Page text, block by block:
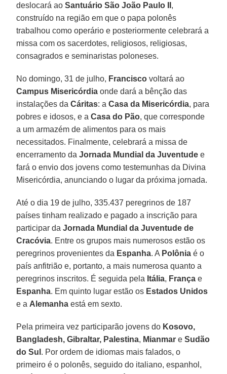
deslocará ao Santuário São João Paulo II ,
construído na região em que o papa polonês
trabalhou como operário e posteriormente celebrará a
missa com os sacerdotes, religiosos, religiosas,
consagrados e seminaristas poloneses.
No domingo, 31 de julho, Francisco voltará ao
Campus Misericórdia onde dará a bênção das
instalações daCáritas: aCasa da Misericórdia, para
pobres e idosos, e aCasa do Pão, que corresponde
a um armazém de alimentos para os mais
necessitados. Finalmente, celebrará a missa de
encerramento daJornada Mundial da Juventude e
fará o envio dos jovens como testemunhas da Divina
Misericórdia, anunciando o lugar da próxima jornada.
Até o dia 19 de julho, 335.437 peregrinos de 187
países tinham realizado e pagado a inscrição para
participar daJornada Mundial da Juventude de
Cracóvia. Entre os grupos mais numerosos estão os
peregrinos provenientes da Espanha. A Polônia é o
país anfitrião e, portanto, a mais numerosa quanto a
peregrinos inscritos. É seguida pela Itália, França e
Espanha. Em quinto lugar estão os Estados Unidos
e a Alemanha está em sexto.
Pela primeira vez participarão jovens do Kosovo,
Bangladesh, Gibraltar, Palestina, Mianmar eSudão
do Sul . Por ordem de idiomas mais falados, o
primeiro é o polonês, seguido do italiano, espanhol,